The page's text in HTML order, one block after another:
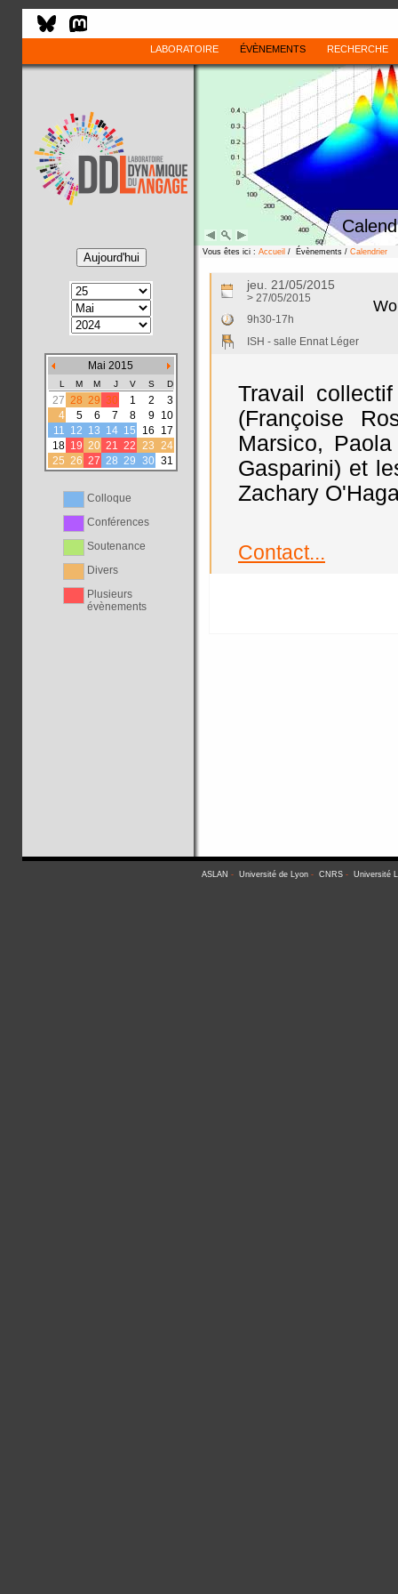
LABORATOIRE ÉVÈNEMENTS RECHERCHE
Mai 2015
L M M J V S D
27 28 29 30 1 2
3
4
5 6 7 8 9 10
11 12 13 14 15 16
17
18 19 20 21 22 23 24
25 26 27 28 29 30 31
Colloque
Conférences
Soutenance
Divers
Plusieurs
évènements
Vous êtes ici : Accueil / Évènements / Calendrier
jeu. 21/05/2015
> 27/05/2015
9h30-17h
ISH - salle Ennat Léger
Travail
(Françoise
Marsico,
Gasparini) et
Zachary
Contact...
ASLAN - Université de Lyon- CNRS- Université